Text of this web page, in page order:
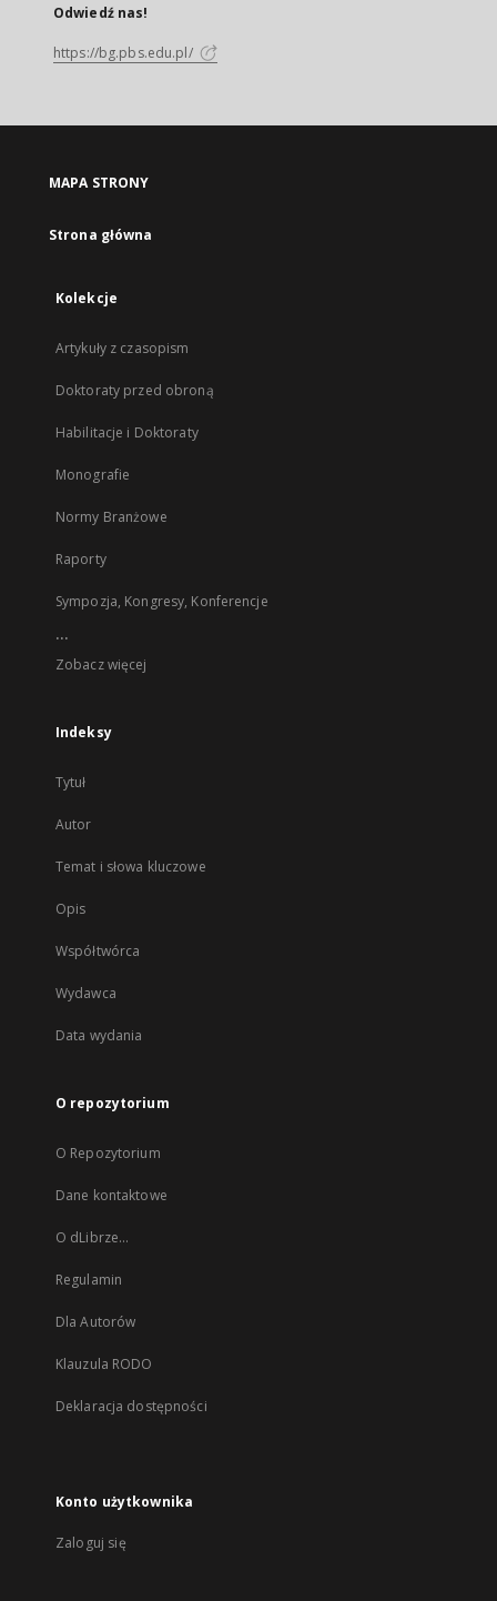
Odwiedź nas!
https://bg.pbs.edu.pl/
MAPA STRONY
Strona główna
Kolekcje
Artykuły z czasopism
Doktoraty przed obroną
Habilitacje i Doktoraty
Monografie
Normy Branżowe
Raporty
Sympozja, Kongresy, Konferencje
...
Zobacz więcej
Indeksy
Tytuł
Autor
Temat i słowa kluczowe
Opis
Współtwórca
Wydawca
Data wydania
O repozytorium
O Repozytorium
Dane kontaktowe
O dLibrze...
Regulamin
Dla Autorów
Klauzula RODO
Deklaracja dostępności
Konto użytkownika
Zaloguj się